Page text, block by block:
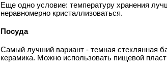
Еще одно условие: температуру хранения
неравномерно кристаллизоваться.
Посуда
Самый лучший вариант - темная стеклянная
керамика. Можно использовать пищевой